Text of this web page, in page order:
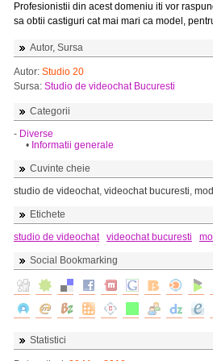
Profesionistii din acest domeniu iti vor
sa obtii castiguri cat mai mari ca model,
Autor, Sursa
Autor: Studio 20
Sursa: Studio de videochat Bucuresti
Categorii
- Diverse
• Informatii generale
Cuvinte cheie
studio de videochat, videochat bucuresti,
Etichete
studio de videochat
videochat bucuresti
Social Bookmarking
Statistici